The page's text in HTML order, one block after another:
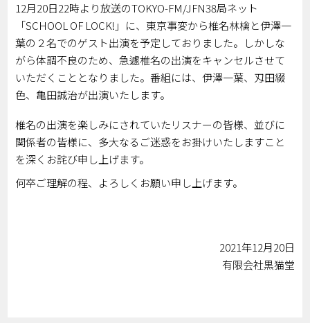
12月20日22時より放送のTOKYO-FM/JFN38局ネット
「SCHOOL OF LOCK!」に、東京事変から椎名林檎と伊澤一
葉の２名でのゲスト出演を予定しておりました。しかしな
がら体調不良のため、急遽椎名の出演をキャンセルさせて
いただくこととなりました。番組には、伊澤一葉、刄田綴
色、亀田誠治が出演いたします。
椎名の出演を楽しみにされていたリスナーの皆様、並びに
関係者の皆様に、多大なるご迷惑をお掛けいたしますこと
を深くお詫び申し上げます。
何卒ご理解の程、よろしくお願い申し上げます。
2021年12月20日
有限会社黒猫堂